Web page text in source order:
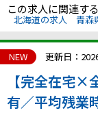
この求人に関連す
北海道の求人 青森
NEW 更新日：
【完全在宅×
有／平均残業